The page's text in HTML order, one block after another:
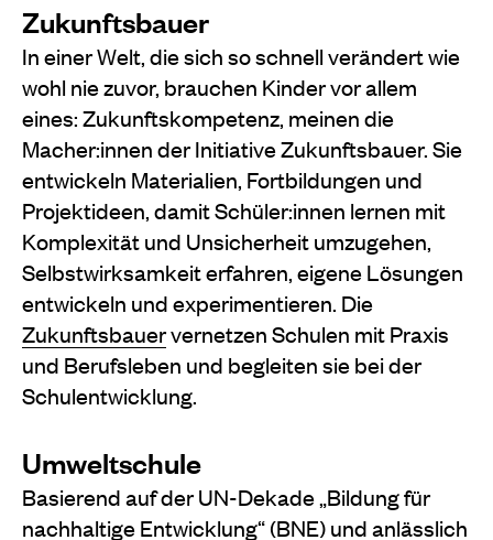
Zukunftsbauer
In einer Welt, die sich so schnell verändert wie
wohl nie zuvor, brauchen Kinder vor allem
eines: Zukunftskompetenz, meinen die
Macher:innen der Initiative Zukunftsbauer. Sie
entwickeln Materialien, Fortbildungen und
Projektideen, damit Schüler:innen lernen mit
Komplexität und Unsicherheit umzugehen,
Selbstwirksamkeit erfahren, eigene Lösungen
entwickeln und experimentieren. Die
Zukunftsbauervernetzen Schulen mit Praxis
und Berufsleben und begleiten sie bei der
Schulentwicklung.
Umweltschule
Basierend auf der UN-Dekade „Bildung für
nachhaltige Entwicklung“ (BNE) und anlässlich